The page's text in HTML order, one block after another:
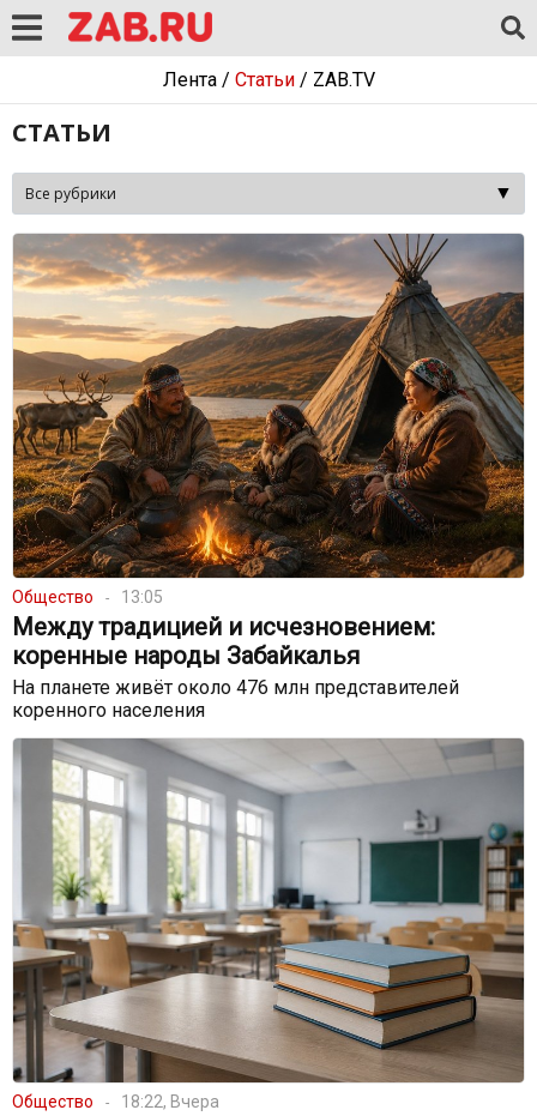
Лента/ Статьи/ ZAB.TV
СТАТЬИ
Общество 13:05
Между традицией и исчезновением:
коренные народы Забайкалья
На планете живёт около 476 млн представителей
коренного населения
Общество 18:22, Вчера